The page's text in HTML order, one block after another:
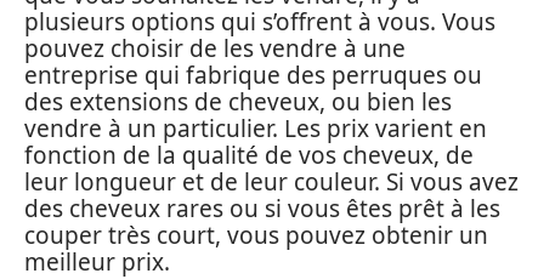
plusieurs options qui s’offrent à vous. Vous
pouvez choisir de les vendre à une
entreprise qui fabrique des perruques ou
des extensions de cheveux, ou bien les
vendre à un particulier. Les prix varient en
fonction de la qualité de vos cheveux, de
leur longueur et de leur couleur. Si vous avez
des cheveux rares ou si vous êtes prêt à les
couper très court, vous pouvez obtenir un
meilleur prix.